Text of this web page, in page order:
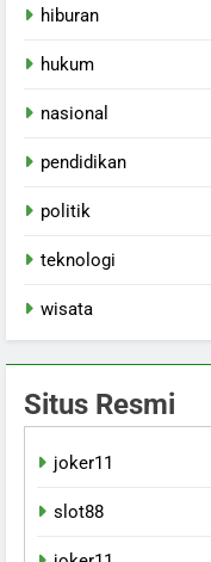
hiburan
hukum
nasional
pendidikan
politik
teknologi
wisata
Situs Resmi
joker11
slot88